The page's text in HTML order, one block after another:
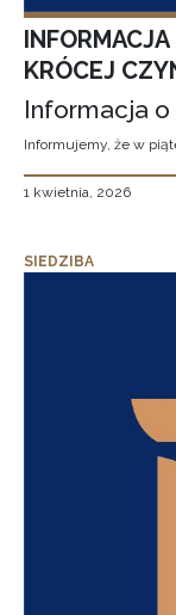
KRÓCEJ
Informacja
Informujemy, że w
1 kwietnia, 2026
SIEDZIBA